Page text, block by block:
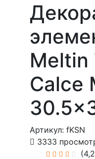
Meltin
Calce
Артикул: fKSN
3333